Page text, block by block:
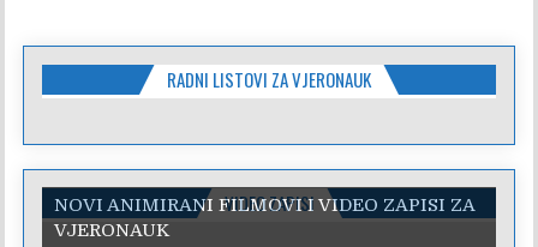
RADNI LISTOVI ZA VJERONAUK
VIDEO ZAPISI
NOVI ANIMIRANI FILMOVI I VIDEO ZAPISI ZA
VJERONAUK